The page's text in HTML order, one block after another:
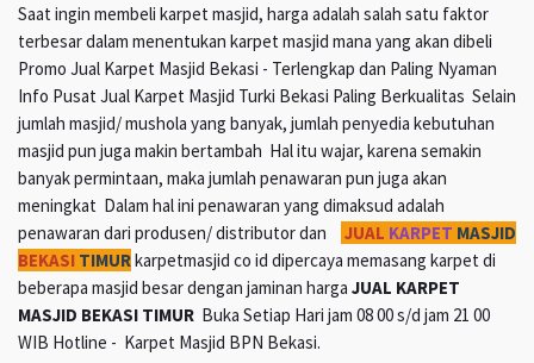
Saat ingin membeli karpet masjid, harga adalah salah satu faktor
terbesar dalam menentukan karpet masjid mana yang akan dibeli
Promo Jual Karpet Masjid Bekasi - Terlengkap dan Paling Nyaman
Info Pusat Jual Karpet Masjid Turki Bekasi Paling Berkualitas Selain
jumlah masjid/ mushola yang banyak, jumlah penyedia kebutuhan
masjid pun juga makin bertambah Hal itu wajar, karena semakin
banyak permintaan, maka jumlah penawaran pun juga akan
meningkat Dalam hal ini penawaran yang dimaksud adalah
penawaran dari produsen/ distributor dan
JUAL KARPET MASJID
BEKASI TIMURkarpetmasjid co id dipercaya memasang karpet di
beberapa masjid besar dengan jaminan harga JUAL KARPET
MASJID BEKASI TIMUR Buka Setiap Hari jam 08 00 s/d jam 21 00
WIB Hotline - Karpet Masjid BPN Bekasi.